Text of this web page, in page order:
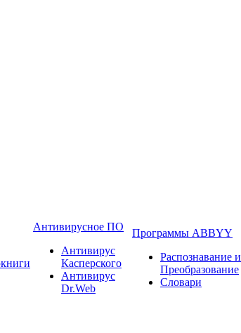
Антивирусное ПО
Антивирус
Касперского
Антивирус
Dr.Web
Программы ABBYY
Распознавание и
Преобразование
Словари